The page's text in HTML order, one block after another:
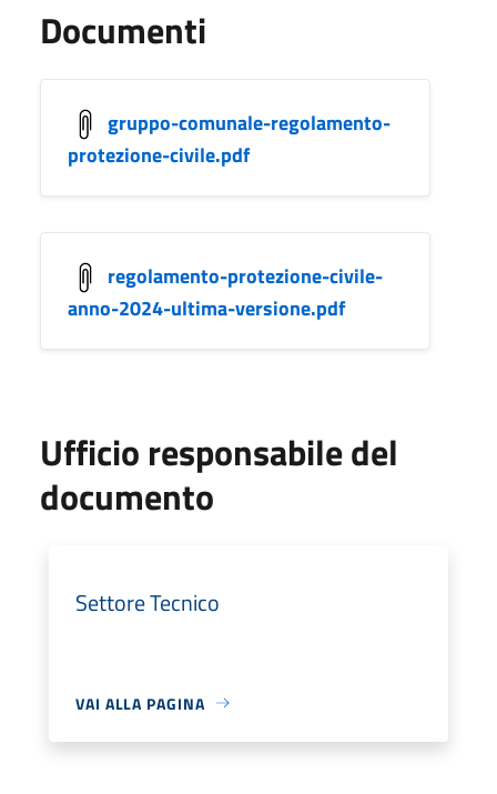
Documenti
gruppo-comunale-regolamento-
protezione-civile.pdf
regolamento-protezione-civile-
anno-2024-ultima-versione.pdf
Ufficio responsabile del
documento
Settore Tecnico
VAI ALLA PAGINA